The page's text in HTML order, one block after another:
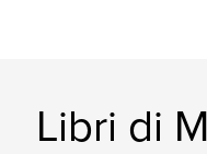
Libri di